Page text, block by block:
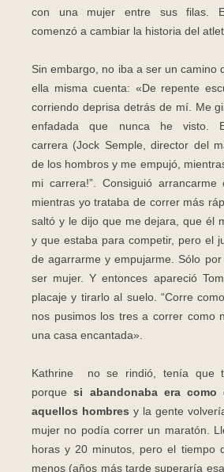
con una mujer entre sus filas.
comenzó a cambiar la historia del
Sin embargo, no iba a ser un camino
ella misma cuenta: «De repente
corriendo deprisa detrás de mí. Me
enfadada que nunca he visto.
carrera (Jock Semple, director del
de los hombros y me empujó,
mi carrera!”. Consiguió
mientras yo trataba de correr más
saltó y le dijo que me dejara, que él
y que estaba para competir, pero el
de agarrarme y empujarme. Sólo
ser mujer. Y entonces apareció
placaje y tirarlo al suelo. “Corre
nos pusimos los tres a correr como
una casa encantada».
Kathrine no se rindió, tenía que
porquesi abandonaba era
aquellos hombres y la gente
mujer no podía correr un maratón.
horas y 20 minutos, pero el tiempo
menos (años más tarde superaría